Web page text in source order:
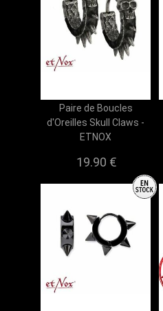
Paire de Boucles
d'Oreilles Skull Claws -
ETNOX
19.90 €